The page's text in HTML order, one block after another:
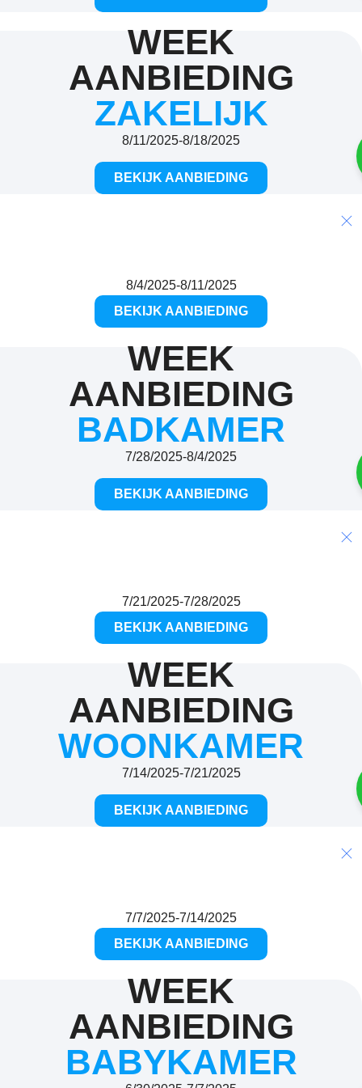
WEEK
AANBIEDING
ZAKELIJK
8/11/2025-8/18/2025
BEKIJK AANBIEDING
8/4/2025-8/11/2025
BEKIJK AANBIEDING
WEEK
AANBIEDING
BADKAMER
7/28/2025-8/4/2025
BEKIJK AANBIEDING
7/21/2025-7/28/2025
BEKIJK AANBIEDING
WEEK
AANBIEDING
WOONKAMER
7/14/2025-7/21/2025
BEKIJK AANBIEDING
7/7/2025-7/14/2025
BEKIJK AANBIEDING
WEEK
AANBIEDING
BABYKAMER